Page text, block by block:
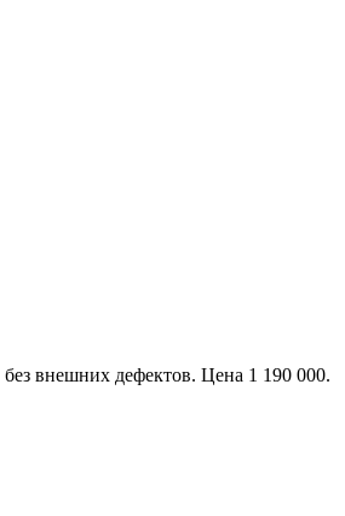
внешних дефектов. Цена 1 190 000.